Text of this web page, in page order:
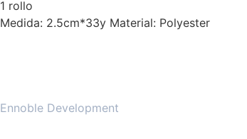
1 rollo
Medida: 2.5cm*33y Material: Polyester
Ennoble Development